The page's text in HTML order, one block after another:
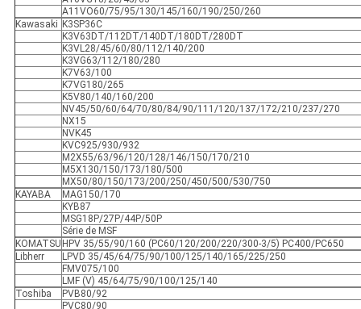
A11VO60/75/95/130/145/160/190/250/260
Kawasaki K3SP36C
K3V63DT/112DT/140DT/180DT/280DT
K3VL28/45/60/80/112/140/200
K3VG63/112/180/280
K7V63/100
K7VG180/265
K5V80/140/160/200
NV45/50/60/64/70/80/84/90/111/120/137/172/210/237/270
NX15
NVK45
KVC925/930/932
M2X55/63/96/120/128/146/150/170/210
M5X130/150/173/180/500
MX50/80/150/173/200/250/450/500/530/750
KAYABA
MAG150/170
KYB87
MSG18P/27P/44P/50P
Série de MSF
KOMATSU HPV 35/55/90/160 (PC60/120/200/220/300-3/5) PC400/PC650
Libherr
LPVD 35/45/64/75/90/100/125/140/165/225/250
FMV075/100
LMF (V) 45/64/75/90/100/125/140
Toshiba
PVB80/92
PVC80/90